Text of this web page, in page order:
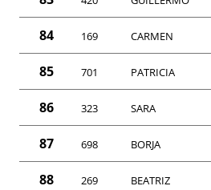
84 169 CARMEN
85 701 PATRICIA
86 323 SARA
87 698 BORJA
88 269 BEATRIZ